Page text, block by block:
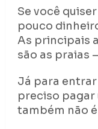
Se você
pouco
As principais
são as praias
Já para
preciso pagar
também não